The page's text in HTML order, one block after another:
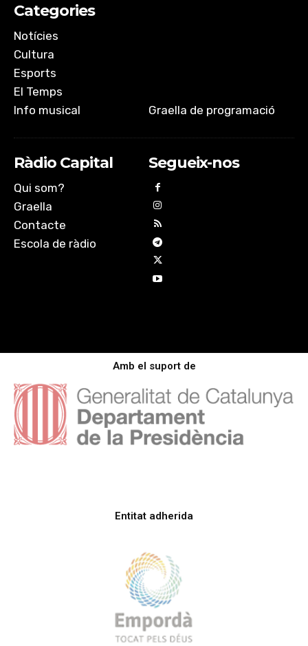
Categories
Notícies
Cultura
Esports
El Temps
Info musical
Graella de programació
Ràdio Capital
Qui som?
Graella
Contacte
Escola de ràdio
Segueix-nos
Amb el suport de
Entitat adherida